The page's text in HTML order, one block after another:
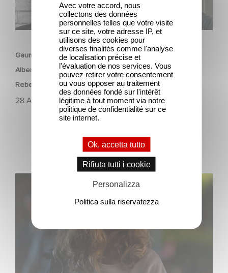
FILM
Gaumont boards François Ozon’s feature adaptation of
Albert Camus’ ‘The Stranger’ starring Benjamin Voisin,
Rebecca Marder and Swann Arlaud
28 Aprile 2025
The Residence di Yann Gozlan: selezionato fuori
Avec votre accord, nous
collectons des données
personnelles telles que votre visite
sur ce site, votre adresse IP, et
utilisons des cookies pour
diverses finalités comme l'analyse
de localisation précise et
l'évaluation de nos services. Vous
pouvez retirer votre consentement
ou vous opposer au traitement
des données fondé sur l'intérêt
légitime à tout moment via notre
politique de confidentialité sur ce
site internet.
Ok, accetta tutto
Rifiuta tutti i cookie
Personalizza
Politica sulla riservatezza